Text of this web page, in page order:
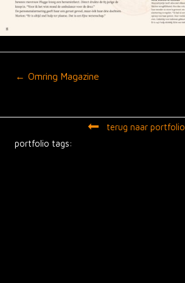
← Omring Magazine
terug naar portfolio
portfolio tags: